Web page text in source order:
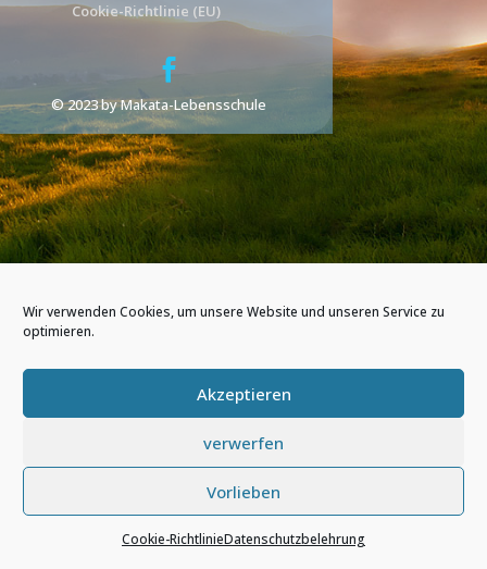
Wir verwenden Cookies, um unsere Website und unseren Service zu
optimieren.
Akzeptieren
verwerfen
Vorlieben
Cookie-RichtlinieDatenschutzbelehrung
Cookie-Richtlinie (EU)
© 2023 by Makata-Lebensschule